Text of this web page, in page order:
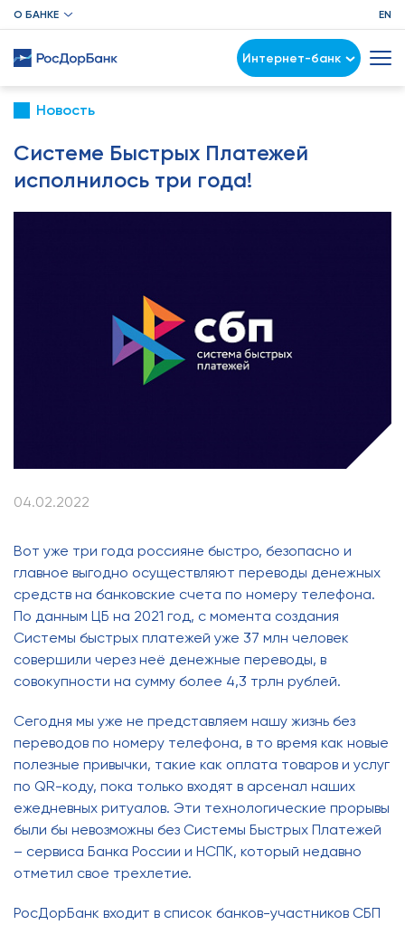
О БАНКЕ EN
Интернет-банк
Новость
Системе Быстрых Платежей
исполнилось три года!
04.02.2022
Вот уже три года россияне быстро, безопасно и
главное выгодно осуществляют переводы денежных
средств на банковские счета по номеру телефона.
По данным ЦБ на 2021 год, с момента создания
Системы быстрых платежей уже 37 млн человек
совершили через неё денежные переводы, в
совокупности на сумму более 4,3 трлн рублей.
Сегодня мы уже не представляем нашу жизнь без
переводов по номеру телефона, в то время как новые
полезные привычки, такие как оплата товаров и услуг
по QR-коду, пока только входят в арсенал наших
ежедневных ритуалов. Эти технологические прорывы
были бы невозможны без Системы Быстрых Платежей
– сервиса Банка России и НСПК, который недавно
отметил свое трехлетие.
РосДорБанк входит в список банков-участников СБП